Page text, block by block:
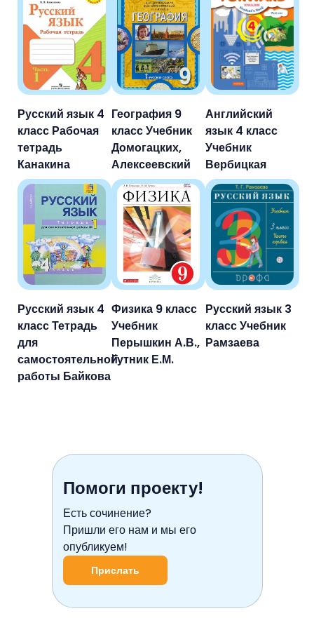
Русский язык 4
класс Рабочая
тетрадь
Канакина
География 9
класс Учебник
Домогацких,
Алексеевский
Английский
язык 4 класс
Учебник
Вербицкая
Русский язык 4
класс Тетрадь
для
самостоятельной
работы Байкова
Физика 9 класс
Учебник
Перышкин А.В.,
Гутник Е.М.
Русский язык 3
класс Учебник
Рамзаева
Помоги проекту!
Есть сочинение?
Пришли его нам и мы его
опубликуем!
Прислать